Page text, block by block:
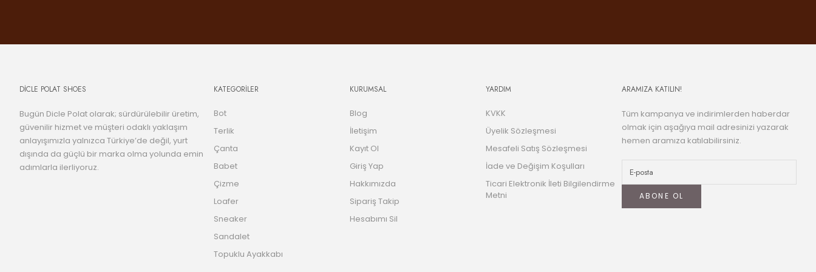
DİCLE POLAT SHOES
Bugün Dicle Polat olarak; sürdürülebilir üretim,
güvenilir hizmet ve müşteri odaklı yaklaşım
anlayışımızla yalnızca Türkiye’de değil, yurt
dışında da güçlü bir marka olma yolunda emin
adımlarla ilerliyoruz.
KATEGORİLER
Bot
Terlik
Çanta
Babet
Çizme
Loafer
Sneaker
Sandalet
Topuklu Ayakkabı
KURUMSAL
Blog
İletişim
Kayıt Ol
Giriş Yap
Hakkımızda
Sipariş Takip
Hesabımı Sil
YARDIM
KVKK
Üyelik Sözleşmesi
Mesafeli Satış Sözleşmesi
İade ve Değişim Koşulları
Ticari Elektronik İleti Bilgilendirme
Metni
ARAMIZA KATILIN!
Tüm kampanya ve indirimlerden haberdar
olmak için aşağıya mail adresinizi yazarak
hemen aramıza katılabilirsiniz.
ABONE OL